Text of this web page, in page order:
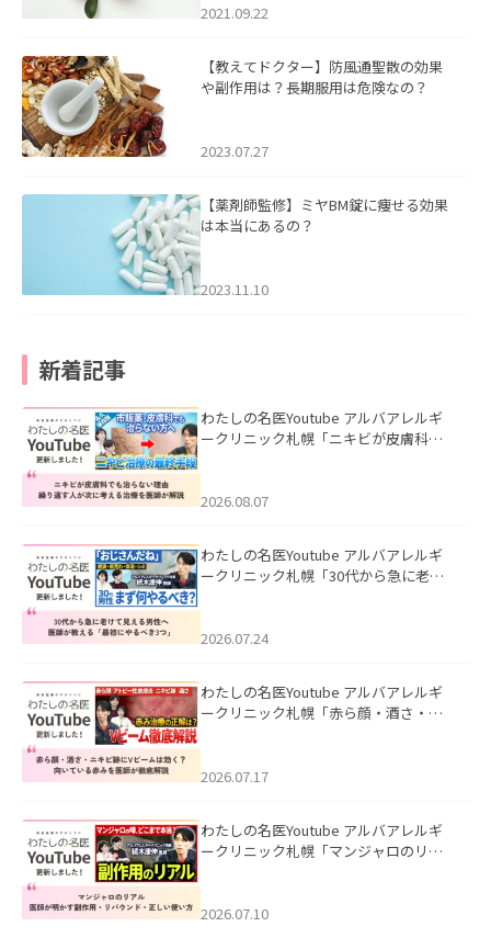
2021.09.22
【教えてドクター】防風通聖散の効果
や副作用は？長期服用は危険なの？
2023.07.27
【薬剤師監修】ミヤBM錠に痩せる効果
は本当にあるの？
2023.11.10
新着記事
わたしの名医Youtube アルバアレルギ
ークリニック札幌「ニキビが皮膚科で
ました。
2026.08.07
わたしの名医Youtube アルバアレルギ
ークリニック札幌「30代から急に老け
た。
2026.07.24
わたしの名医Youtube アルバアレルギ
ークリニック札幌「赤ら顔・酒さ・ニ
した。
2026.07.17
わたしの名医Youtube アルバアレルギ
ークリニック札幌「マンジャロのリア
た。
2026.07.10